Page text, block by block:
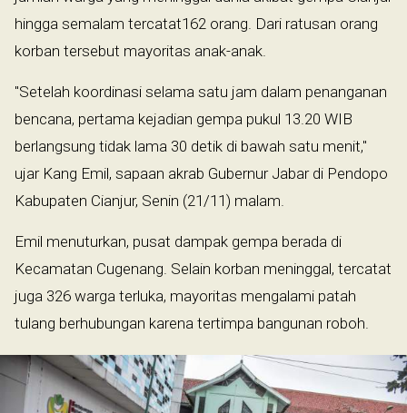
hingga semalam tercatat162 orang. Dari ratusan orang
korban tersebut mayoritas anak-anak.
"Setelah koordinasi selama satu jam dalam penanganan
bencana, pertama kejadian gempa pukul 13.20 WIB
berlangsung tidak lama 30 detik di bawah satu menit,"
ujar Kang Emil, sapaan akrab Gubernur Jabar di Pendopo
Kabupaten Cianjur, Senin (21/11) malam.
Emil menuturkan, pusat dampak gempa berada di
Kecamatan Cugenang. Selain korban meninggal, tercatat
juga 326 warga terluka, mayoritas mengalami patah
tulang berhubungan karena tertimpa bangunan roboh.